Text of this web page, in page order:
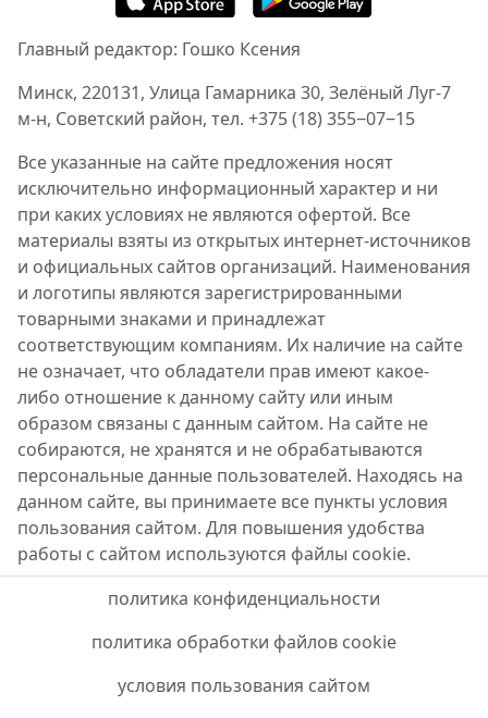
Главный редактор: Гошко Ксения
Минск, 220131, Улица Гамарника 30, Зелёный Луг-7
м-н, Советский район, тел. +375 (18) 355‒07‒15
Все указанные на сайте предложения носят
исключительно информационный характер и ни
при каких условиях не являются офертой. Все
материалы взяты из открытых интернет-источников
и официальных сайтов организаций. Наименования
и логотипы являются зарегистрированными
товарными знаками и принадлежат
соответствующим компаниям. Их наличие на сайте
не означает, что обладатели прав имеют какое-
либо отношение к данному сайту или иным
образом связаны с данным сайтом. На сайте не
собираются, не хранятся и не обрабатываются
персональные данные пользователей. Находясь на
данном сайте, вы принимаете все пункты условия
пользования сайтом. Для повышения удобства
работы с сайтом используются файлы cookie.
политика конфиденциальности
политика обработки файлов cookie
условия пользования сайтом